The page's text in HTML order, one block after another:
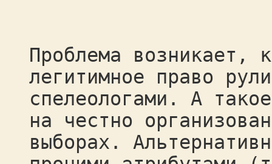
Проблема возникает,
легитимное право
спелеологами. А
на честно
выборах.